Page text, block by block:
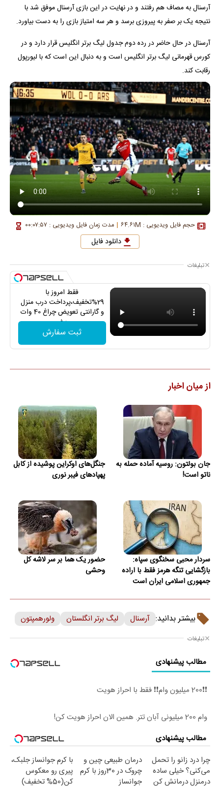
آرسنال به مصاف هم رفتند و در نهایت در این بازی آرسنال موفق شد با
نتیجه یک بر صفر به پیروزی برسد و هر سه امتیاز بازی را به دست بیاورد.
آرسنال در حال حاضر در رده دوم جدول لیگ برتر انگلیس قرار دارد و در
کورس قهرمانی لیگ برتر انگلیس است و به دنبال این است که با لیورپول
رقابت کند.
حجم فایل ویدیویی : ۶۴.۶۱M مدت زمان فایل ویدیویی : ۰۰:۰۷:۵۷
دانلود فایل
تبلیغات
فقط امروز با
29%تخفیف،پرداخت درب منزل
و گارانتی تعویض چراغ 40 وات
بخر
ثبت سفارش
از میان اخبار
جان بولتون: روسیه آماده حمله به
ناتو است!
جنگل‌های اوکراین پوشیده از کابل
پهپادهای فیبر نوری
سردار محبی سخنگوی سپاه:
بازگشایی تنگه‌ هرمز فقط با اراده
جمهوری اسلامی ایران است
حضور یک هما بر سر لاشه‌ کل
وحشی
بیشتر بدانید: آرسنال لیگ برتر انگلستان ولورهمپتون
تبلیغات
مطالب پیشنهادی
❗❗200 میلیون وام❗❗ فقط با احراز هویت
وام 200 میلیونی آبان تتر. همین الان احراز هویت کن!
مطالب پیشنهادی
چرا درد زانو را تحمل
می‌کنی؟ خیلی ساده
درمنزل درمانش کن
درمان طبیعی چین و
چروک در 30روز با کرم
جوانساز
با کرم جوانساز جلبک،
پیری رو معکوس
کن(50% تخفیف)